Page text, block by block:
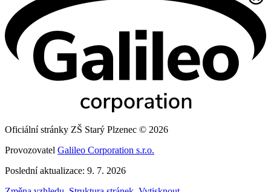
Oficiální stránky ZŠ Starý Plzenec © 2026
Provozovatel Galileo Corporation s.r.o.
Poslední aktualizace: 9. 7. 2026